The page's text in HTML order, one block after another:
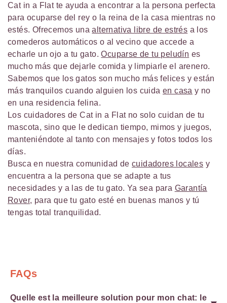
Cat in a Flat te ayuda a encontrar a la persona perfecta
para ocuparse del rey o la reina de la casa mientras no
estés. Ofrecemos unaalternativa libre de estrés a los
comederos automáticos o al vecino que accede a
echarle un ojo a tu gato.Ocuparse de tu peludín es
mucho más que dejarle comida y limpiarle el arenero.
Sabemos que los gatos son mucho más felices y están
más tranquilos cuando alguien los cuida en casa y no
en una residencia felina.
Los cuidadores de Cat in a Flat no solo cuidan de tu
mascota, sino que le dedican tiempo, mimos y juegos,
manteniéndote al tanto con mensajes y fotos todos los
días.
Busca en nuestra comunidad de cuidadores locales y
encuentra a la persona que se adapte a tus
necesidades y a las de tu gato. Ya sea para Garantía
Rover, para que tu gato esté en buenas manos y tú
tengas total tranquilidad.
FAQs
Quelle est la meilleure solution pour mon chat: le